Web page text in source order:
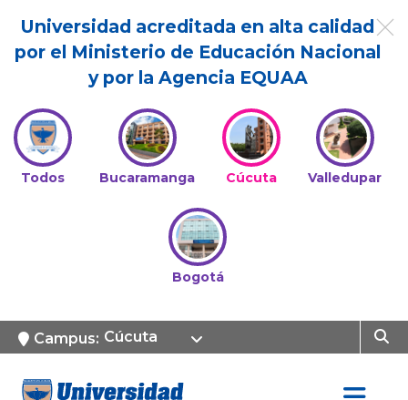
Universidad acreditada en alta calidad
por el Ministerio de Educación Nacional
y por la Agencia EQUAA
Todos Bucaramanga Cúcuta Valledupar
Bogotá
Campus: Cúcuta